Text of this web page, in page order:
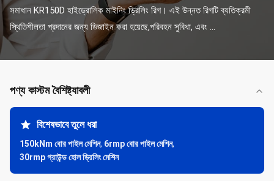
সমাধান KR150D হাইড্রোলিক মাইনিং ড্রিলিং রিগ। এই উন্নত রিগটি ব্যতিক্রমী
স্থিতিশীলতা প্রদানের জন্য ডিজাইন করা হয়েছে,পরিবহন সুবিধা, এবং ...
পণ্য কাস্টম বৈশিষ্ট্যাবলী
বিশেষভাবে তুলে ধরা
150kNm বোর পাইল মেশিন, 6rmp বোর পাইল মেশিন,
30rmp গ্রাউন্ড হোল ড্রিলিং মেশিন